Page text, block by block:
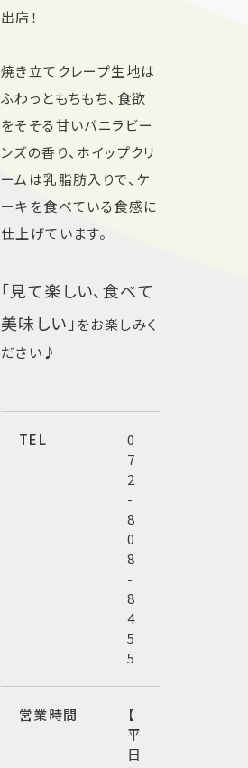
出店！
焼き立てクレープ生地は
ふわっともちもち、食欲
をそそる甘いバニラビー
ンズの香り、ホイップクリ
ームは乳脂肪入りで、ケ
ーキを食べている食感に
仕上げています。
「見て楽しい、食べて
美味しい」をお楽しみく
ださい♪
TEL
0
7
2
-
8
0
8
-
8
4
5
5
営業時間
【
平
日